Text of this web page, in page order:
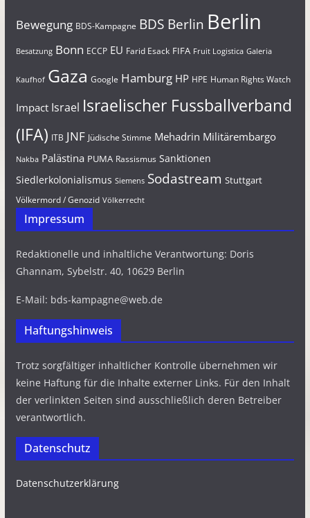
Bewegung BDS-Kampagne BDS Berlin Berlin
Besatzung Bonn ECCP EU Farid Esack FIFA Fruit Logistica Galeria
Kaufhof Gaza Google Hamburg HP HPE Human Rights Watch
Impact Israel Israelischer Fussballverband
(IFA) ITB JNF Jüdische Stimme Mehadrin Militärembargo
Nakba Palästina PUMA Rassismus Sanktionen
Siedlerkolonialismus Siemens Sodastream Stuttgart
Völkermord / Genozid Völkerrecht
Impressum
Redaktionelle und inhaltliche Verantwortung: Doris
Ghannam, Sybelstr. 40, 10629 Berlin
E-Mail: bds-kampagne@web.de
Haftungshinweis
Trotz sorgfältiger inhaltlicher Kontrolle übernehmen wir
keine Haftung für die Inhalte externer Links. Für den Inhalt
der verlinkten Seiten sind ausschließlich deren Betreiber
verantwortlich.
Datenschutz
Datenschutzerklärung